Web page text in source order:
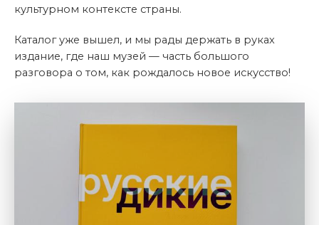
культурном контексте страны.
Каталог уже вышел, и мы рады держать в руках
издание, где наш музей — часть большого
разговора о том, как рождалось новое искусство!